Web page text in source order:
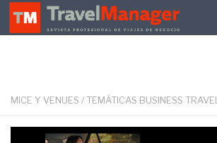
Debajo del contenido
MICE Y VENUES / TEMÁTICAS BUSINESS TRAVEL